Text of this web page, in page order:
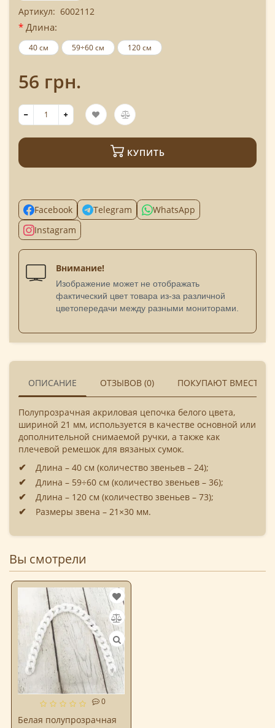
Артикул: 6002112
Длина:
40 см 59÷60 см 120 см
56 грн.
КУПИТЬ
Facebook Telegram
WhatsApp
Instagram
Внимание!
Изображение может не отображать
фактический цвет товара из-за различной
цветопередачи между разными мониторами.
ОПИСАНИЕ ОТЗЫВОВ (0) ПОКУПАЮТ ВМЕСТЕ
Полупрозрачная акриловая цепочка белого цвета,
шириной 21 мм, используется в качестве основной или
дополнительной снимаемой ручки, а также как
плечевой ремешок для вязаных сумок.
Длина – 40 см (количество звеньев – 24);
Длина – 59÷60 см (количество звеньев – 36);
Длина – 120 см (количество звеньев – 73);
Размеры звена – 21×30 мм.
Вы смотрели
0
Белая полупрозрачная